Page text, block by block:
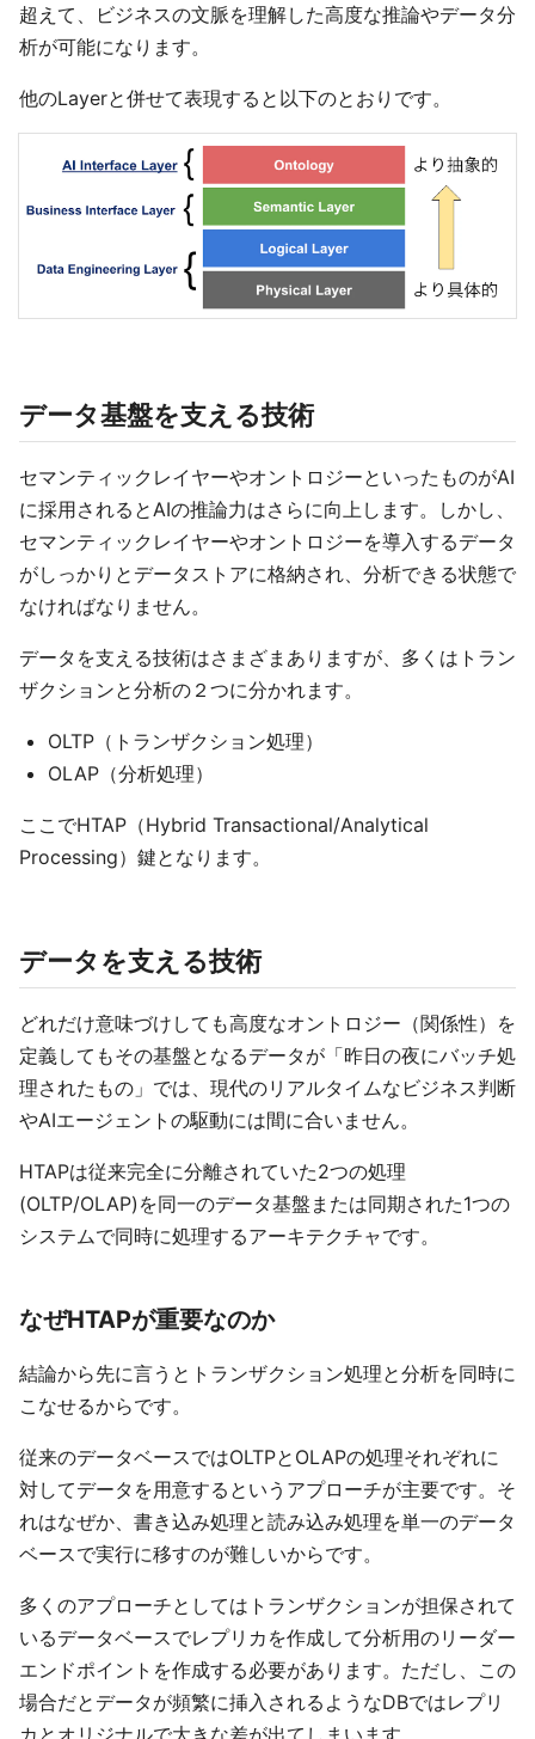
超えて、ビジネスの文脈を理解した高度な推論やデータ分
析が可能になります。
他のLayerと併せて表現すると以下のとおりです。
データ基盤を支える技術
セマンティックレイヤーやオントロジーといったものがAI
に採用されるとAIの推論力はさらに向上します。しかし、
セマンティックレイヤーやオントロジーを導入するデータ
がしっかりとデータストアに格納され、分析できる状態で
なければなりません。
データを支える技術はさまざまありますが、多くはトラン
ザクションと分析の２つに分かれます。
OLTP（トランザクション処理）
OLAP（分析処理）
ここでHTAP（Hybrid Transactional/Analytical
Processing）鍵となります。
データを支える技術
どれだけ意味づけしても高度なオントロジー（関係性）を
定義してもその基盤となるデータが「昨日の夜にバッチ処
理されたもの」では、現代のリアルタイムなビジネス判断
やAIエージェントの駆動には間に合いません。
HTAPは従来完全に分離されていた2つの処理
(OLTP/OLAP)を同一のデータ基盤または同期された1つの
システムで同時に処理するアーキテクチャです。
なぜHTAPが重要なのか
結論から先に言うとトランザクション処理と分析を同時に
こなせるからです。
従来のデータベースではOLTPとOLAPの処理それぞれに
対してデータを用意するというアプローチが主要です。そ
れはなぜか、書き込み処理と読み込み処理を単一のデータ
ベースで実行に移すのが難しいからです。
多くのアプローチとしてはトランザクションが担保されて
いるデータベースでレプリカを作成して分析用のリーダー
エンドポイントを作成する必要があります。ただし、この
場合だとデータが頻繁に挿入されるようなDBではレプリ
カとオリジナルで大きな差が出てしまいます。